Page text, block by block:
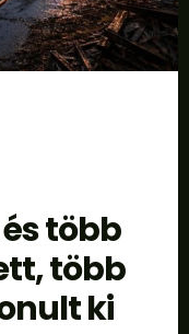
több
több
ki